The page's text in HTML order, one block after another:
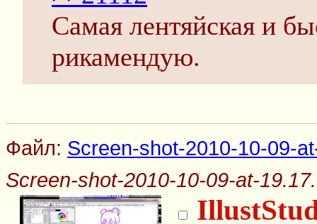
Самая лентяйская и
рикамендую.
Файл: Screen-shot-2010-10-09-
Screen-shot-2010-10-09-at-